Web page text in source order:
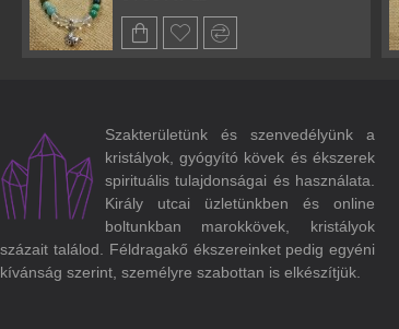
Szakterületünk és szenvedélyünk a
kristályok, gyógyító kövek és ékszerek
spirituális tulajdonságai és használata.
Király utcai üzletünkben és online
boltunkban marokkövek, kristályok
százait találod. Féldragakő ékszereinket pedig egyéni
kívánság szerint, személyre szabottan is elkészítjük.